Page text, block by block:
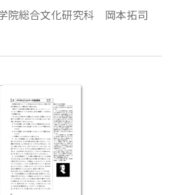
院総合文化研究科 岡本拓司